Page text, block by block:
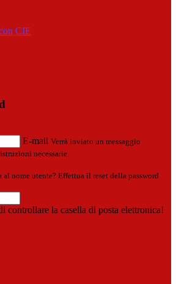
CIE
E-mail Verrà inviato un messaggio
necessarie.
al nome utente? Effettua il reset della password
controllare la casella di posta elettronica!